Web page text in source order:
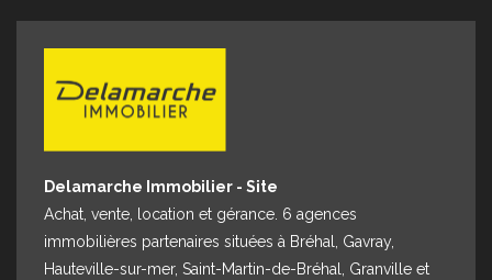
Delamarche Immobilier - Site
Achat, vente, location et gérance. 6 agences
immobilières partenaires situées à Bréhal, Gavray,
Hauteville-sur-mer, Saint-Martin-de-Bréhal, Granville et